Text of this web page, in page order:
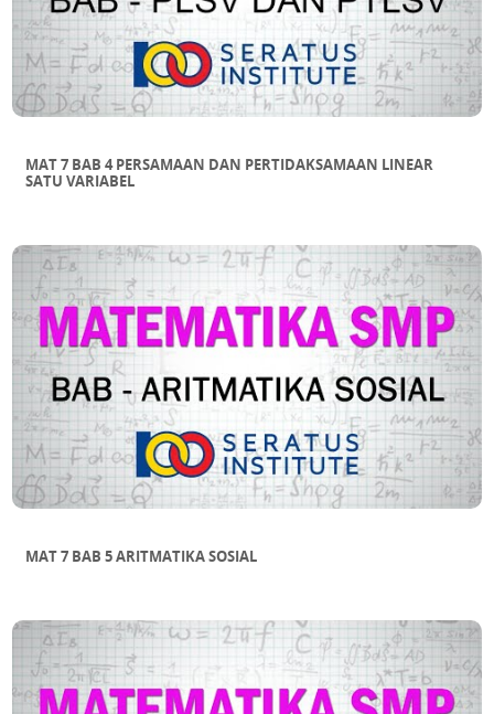
MAT 7 BAB 4 PERSAMAAN DAN PERTIDAKSAMAAN LINEAR
SATU VARIABEL
MAT 7 BAB 5 ARITMATIKA SOSIAL